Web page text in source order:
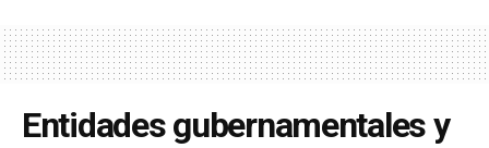
Entidades gubernamentales y